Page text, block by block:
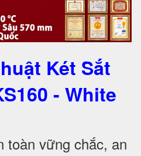
Két Sắt
- White
toàn vững chắc, an